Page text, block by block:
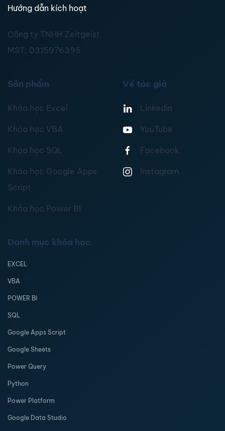
Hướng dẫn kích hoạt
Công ty TNHH Zeitgeist
MST: 0315976395
Sản phẩm
Khóa học Excel
Khóa học VBA
Khóa học SQL
Khóa học Google Apps
Script
Khóa học Power BI
Về tác giả
Linkedin
YouTube
Facebook
Instagram
Danh mục khóa học
EXCEL
VBA
POWER BI
SQL
Google Apps Script
Google Sheets
Power Query
Python
Power Platform
Google Data Studio